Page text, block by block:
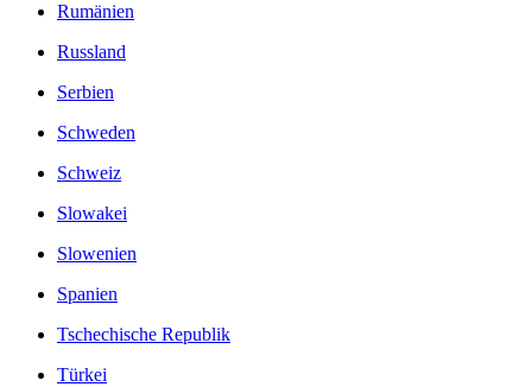
Rumänien
Russland
Serbien
Schweden
Schweiz
Slowakei
Slowenien
Spanien
Tschechische Republik
Türkei